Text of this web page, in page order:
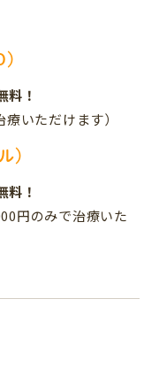
！
いただけます）
）
！
円のみで治療いた